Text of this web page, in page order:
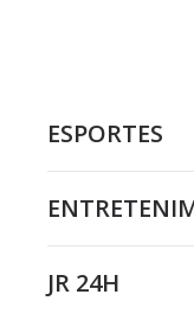
ESPORTES
JR 24H